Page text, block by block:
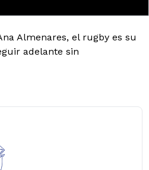
Almenares, el rugby es su
adelante sin